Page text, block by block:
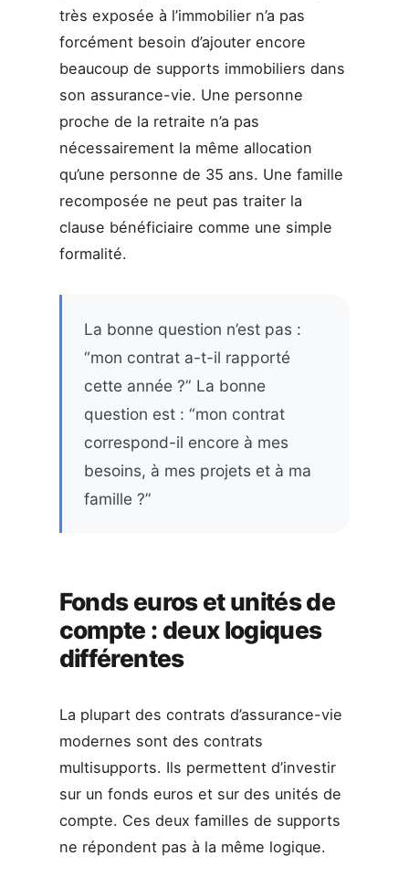
très exposée à l’immobilier n’a pas
forcément besoin d’ajouter encore
beaucoup de supports immobiliers dans
son assurance-vie. Une personne
proche de la retraite n’a pas
nécessairement la même allocation
qu’une personne de 35 ans. Une famille
recomposée ne peut pas traiter la
clause bénéficiaire comme une simple
formalité.
La bonne question n’est pas :
“mon contrat a-t-il rapporté
cette année ?” La bonne
question est : “mon contrat
correspond-il encore à mes
besoins, à mes projets et à ma
famille ?”
Fonds euros et unités de
compte : deux logiques
différentes
La plupart des contrats d’assurance-vie
modernes sont des contrats
multisupports. Ils permettent d’investir
sur un fonds euros et sur des unités de
compte. Ces deux familles de supports
ne répondent pas à la même logique.